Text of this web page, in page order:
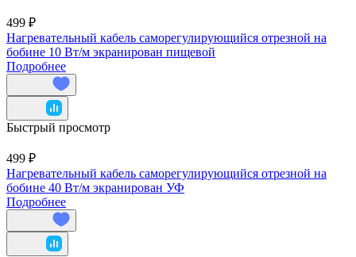
499 ₽
Нагревательный кабель саморегулирующийся отрезной на
бобине 10 Вт/м экранирован пищевой
Подробнее
Быстрый просмотр
499 ₽
Нагревательный кабель саморегулирующийся отрезной на
бобине 40 Вт/м экранирован УФ
Подробнее